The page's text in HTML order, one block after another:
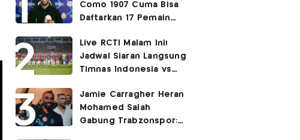
Como 1907 Cuma Bisa
Daftarkan 17 Pemain
2026-2027
Live RCTI Malam Ini!
Jadwal Siaran Langsung
Timnas Indonesia vs
2026: Laga Hidup Mati
Jamie Carragher Heran
Mohamed Salah
Gabung Trabzonspor: